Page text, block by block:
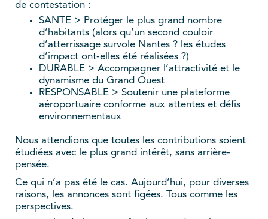
de contestation :
SANTE > Protéger le plus grand nombre
d’habitants (alors qu’un second couloir
d’atterrissage survole Nantes ? les études
d’impact ont-elles été réalisées ?)
DURABLE > Accompagner l’attractivité et le
dynamisme du Grand Ouest
RESPONSABLE > Soutenir une plateforme
aéroportuaire conforme aux attentes et défis
environnementaux
Nous attendions que toutes les contributions soient
étudiées avec le plus grand intérêt, sans arrière-
pensée.
Ce qui n’a pas été le cas. Aujourd’hui, pour diverses
raisons, les annonces sont figées. Tous comme les
perspectives.